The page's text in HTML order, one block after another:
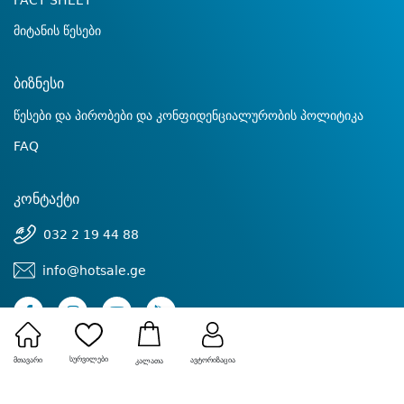
მთავარი სურვილები კალათა ავტორიზაცია
მიტანის წესები
ბიზნესი
წესები და პირობები და კონფიდენციალურობის პოლიტიკა
FAQ
კონტაქტი
032 2 19 44 88
info@hotsale.ge